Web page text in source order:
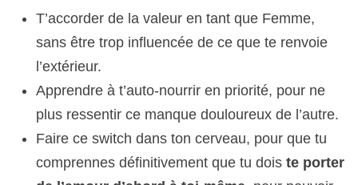
T’accorder de la valeur en tant que Femme,
sans être trop influencée de ce que te renvoie
l’extérieur.
Apprendre à t’auto-nourrir en priorité, pour ne
plus ressentir ce manque douloureux de l’autre.
Faire ce switch dans ton cerveau, pour que tu
comprennes définitivement que tu dois te porter